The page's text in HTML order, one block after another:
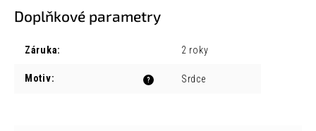
Doplňkové parametry
Záruka: 2 roky
?
Motiv: Srdce